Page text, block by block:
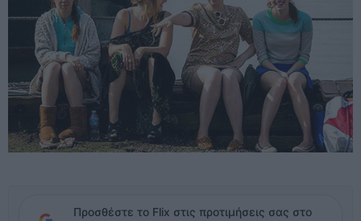
Προσθέστε το Flix στις προτιμήσεις σας στο